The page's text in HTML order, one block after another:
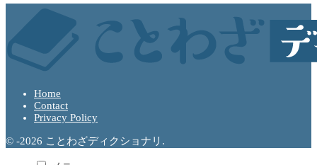
Home
Contact
Privacy Policy
© -2026 ことわざディクショナリ.